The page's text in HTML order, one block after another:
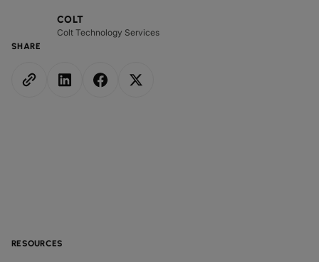
COLT
Colt Technology Services
SHARE
RESOURCES